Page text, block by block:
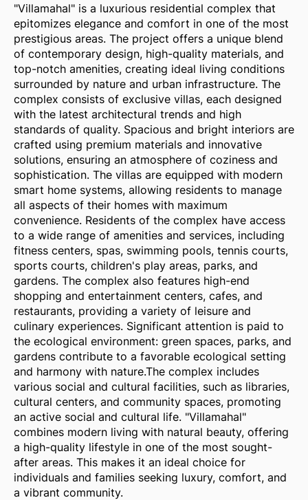
"Villamahal" is a luxurious residential complex that
epitomizes elegance and comfort in one of the most
prestigious areas. The project offers a unique blend
of contemporary design, high-quality materials, and
top-notch amenities, creating ideal living conditions
surrounded by nature and urban infrastructure. The
complex consists of exclusive villas, each designed
with the latest architectural trends and high
standards of quality. Spacious and bright interiors are
crafted using premium materials and innovative
solutions, ensuring an atmosphere of coziness and
sophistication. The villas are equipped with modern
smart home systems, allowing residents to manage
all aspects of their homes with maximum
convenience. Residents of the complex have access
to a wide range of amenities and services, including
fitness centers, spas, swimming pools, tennis courts,
sports courts, children's play areas, parks, and
gardens. The complex also features high-end
shopping and entertainment centers, cafes, and
restaurants, providing a variety of leisure and
culinary experiences. Significant attention is paid to
the ecological environment: green spaces, parks, and
gardens contribute to a favorable ecological setting
and harmony with nature.The complex includes
various social and cultural facilities, such as libraries,
cultural centers, and community spaces, promoting
an active social and cultural life. "Villamahal"
combines modern living with natural beauty, offering
a high-quality lifestyle in one of the most sought-
after areas. This makes it an ideal choice for
individuals and families seeking luxury, comfort, and
a vibrant community.